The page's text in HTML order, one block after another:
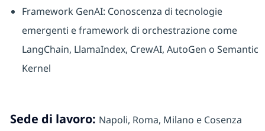
Framework GenAI: Conoscenza di tecnologie
emergenti e framework di orchestrazione come
LangChain, LlamaIndex, CrewAI, AutoGen o Semantic
Kernel
Sede di lavoro: Napoli, Roma, Milano e Cosenza